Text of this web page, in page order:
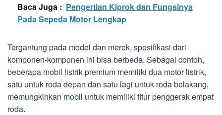
Baca Juga : Pengertian Kiprok dan Fungsinya
Pada Sepeda Motor Lengkap
Tergantung pada model dan merek, spesifikasi dari
komponen-komponen ini bisa berbeda. Sebagai contoh,
beberapa mobil listrik premium memiliki dua motor listrik,
satu untuk roda depan dan satu lagi untuk roda belakang,
memungkinkan mobil untuk memiliki fitur penggerak empat
roda.